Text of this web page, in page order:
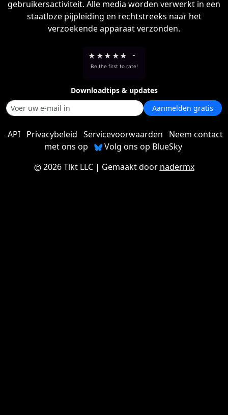
gebruikersactiviteit. Alle media worden verwerkt in een
staatloze pijpleiding en rechtstreeks naar het
verzoekende apparaat verzonden.
★ ★★ ★★ -
Be the first to rate!
Downloadtips & updates
Aanmelden gratis
API Privacybeleid Servicevoorwaarden
Neem contact
met ons op
Volg ons op BlueSky
2026 Tikt LLC| Gemaakt door nadermx